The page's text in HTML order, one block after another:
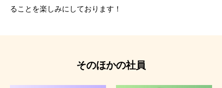
ることを楽しみにしております！
そのほかの社員